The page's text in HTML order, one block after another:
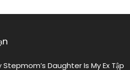
Stepmom’s Daughter Is My Ex Tập